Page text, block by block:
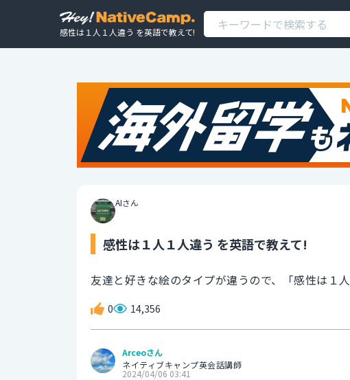
感性は１人１人違う を英語で教えて!
AIさん
感性は１人１人違う を英語で教えて!
友達と好きな絵のタイプが違うので、「感性は１
0 14,356
Arceoさん
ネイティブキャンプ英会話講師
2024/04/06 03:41